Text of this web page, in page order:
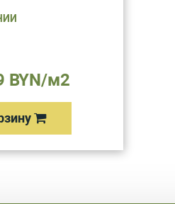
BYN/м2